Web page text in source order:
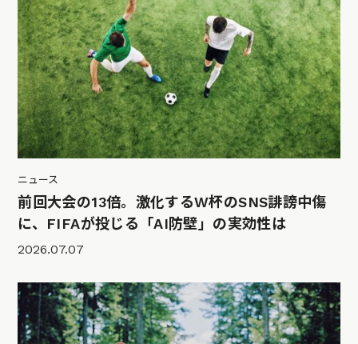
ニュース
前回大会の13倍。激化するW杯のSNS誹謗中傷
に、FIFAが投じる「AI防壁」の実効性は
2026.07.07